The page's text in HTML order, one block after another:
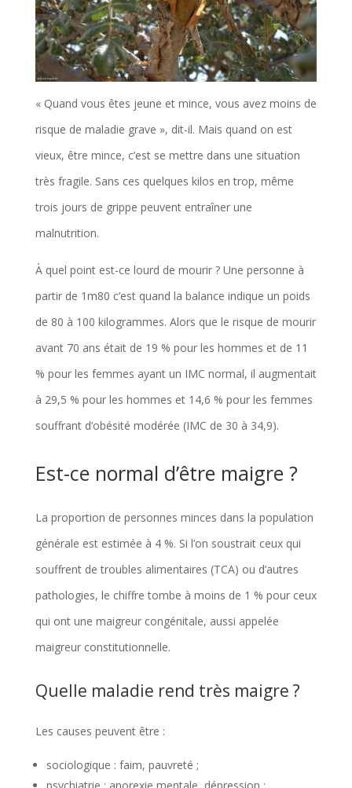
« Quand vous êtes jeune et mince, vous avez moins de
risque de maladie grave », dit-il. Mais quand on est
vieux, être mince, c’est se mettre dans une situation
très fragile. Sans ces quelques kilos en trop, même
trois jours de grippe peuvent entraîner une
malnutrition.
À quel point est-ce lourd de mourir ? Une personne à
partir de 1m80 c’est quand la balance indique un poids
de 80 à 100 kilogrammes. Alors que le risque de mourir
avant 70 ans était de 19 % pour les hommes et de 11
% pour les femmes ayant un IMC normal, il augmentait
à 29,5 % pour les hommes et 14,6 % pour les femmes
souffrant d’obésité modérée (IMC de 30 à 34,9).
Est-ce normal d’être maigre ?
La proportion de personnes minces dans la population
générale est estimée à 4 %. Si l’on soustrait ceux qui
souffrent de troubles alimentaires (TCA) ou d’autres
pathologies, le chiffre tombe à moins de 1 % pour ceux
qui ont une maigreur congénitale, aussi appelée
maigreur constitutionnelle.
Quelle maladie rend très maigre ?
Les causes peuvent être :
sociologique : faim, pauvreté ;